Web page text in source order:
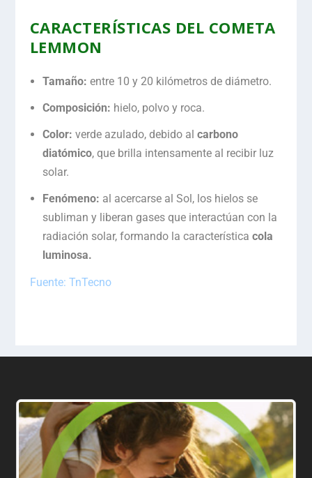
CARACTERÍSTICAS DEL COMETA
LEMMON
Tamaño: entre 10 y 20 kilómetros de diámetro.
Composición: hielo, polvo y roca.
Color: verde azulado, debido al carbono
diatómico, que brilla intensamente al recibir luz
solar.
Fenómeno: al acercarse al Sol, los hielos se
subliman y liberan gases que interactúan con la
radiación solar, formando la característica cola
luminosa.
Fuente: TnTecno